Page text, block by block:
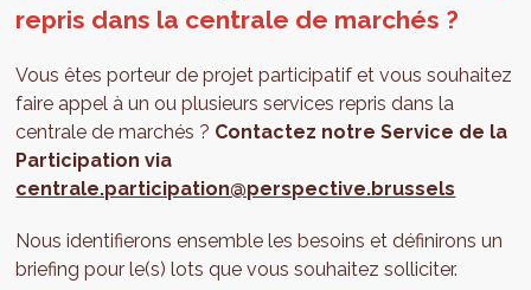
repris dans la centrale de marchés ?
Vous êtes porteur de projet participatif et vous souhaitez
faire appel à un ou plusieurs services repris dans la
centrale de marchés ? Contactez notre Service de la
Participation via
centrale.participation@perspective.brussels
Nous identifierons ensemble les besoins et définirons un
briefing pour le(s) lots que vous souhaitez solliciter.